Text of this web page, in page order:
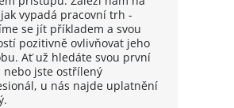
vypadá pracovní trh -
se jít příkladem a svou
pozitivně ovlivňovat jeho
Ať už hledáte svou první
nebo jste ostřílený
u nás najde uplatnění